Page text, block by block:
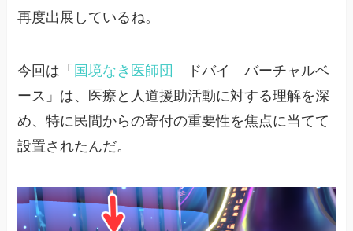
再度出展しているね。
今回は「 国境なき医師団
ドバイ バーチャルベ
ース」は、医療と人道援助活動に対する理解を深
め、特に民間からの寄付の重要性を焦点に当てて
設置されたんだ。